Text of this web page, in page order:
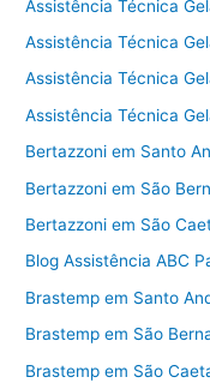
Assistência Técnica
Assistência Técnica
Assistência Técnica
Assistência Técnica
Bertazzoni em Santo
Bertazzoni em São
Bertazzoni em São
Blog Assistência ABC
Brastemp em Santo
Brastemp em São
Brastemp em São